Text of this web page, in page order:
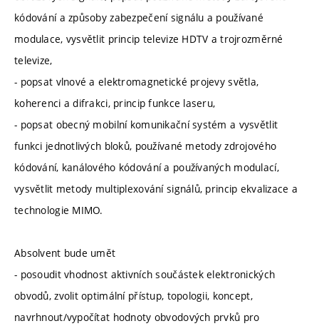
kódování a způsoby zabezpečení signálu a používané
modulace, vysvětlit princip televize HDTV a trojrozměrné
televize,
- popsat vlnové a elektromagnetické projevy světla,
koherenci a difrakci, princip funkce laseru,
- popsat obecný mobilní komunikační systém a vysvětlit
funkci jednotlivých bloků, používané metody zdrojového
kódování, kanálového kódování a používaných modulací,
vysvětlit metody multiplexování signálů, princip ekvalizace a
technologie MIMO.
Absolvent bude umět
- posoudit vhodnost aktivních součástek elektronických
obvodů, zvolit optimální přístup, topologii, koncept,
navrhnout/vypočítat hodnoty obvodových prvků pro